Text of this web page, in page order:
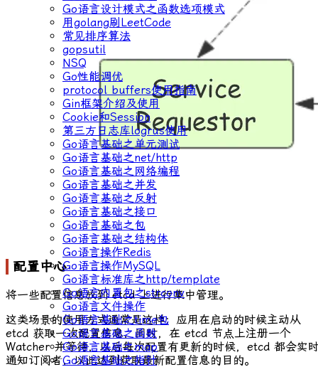
Go语言设计模式之函数选项模式
用golang刷LeetCode
常见排序算法
gopsutil
NSQ
Go性能调优
protocol buffers使用指南
Gin框架介绍及使用
Cookie和Session
第三方日志库logrus使用
Go语言基础之单元测试
Go语言基础之net/http
Go语言基础之网络编程
Go语言基础之并发
Go语言基础之反射
Go语言基础之接口
Go语言基础之包
Go语言基础之结构体
Go语言操作Redis
Go语言操作MySQL
Go语言标准库之http/template
Go语言内置包之strconv
Go语言文件操作
Go语言基础之time包
Go语言基础之函数
Go语言基础之map
Go语言基础之指针
配置中心
将一些配置信息放到 etcd 上进行集中管理。
这类场景的使用方式通常是这样：应用在启动的时候主动从
etcd 获取一次配置信息，同时，在 etcd 节点上注册一个
Watcher 并等待，以后每次配置有更新的时候，etcd 都会实
通知订阅者，以此达到获取最新配置信息的目的。